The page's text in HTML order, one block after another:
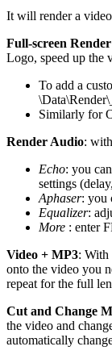
It will render a
Full-screen Render
Logo, speed up the
To add a
Similarly for
Render Audio:
Echo: you
settings
Aphaser: you
Equalizer:
More : enter
Video + MP3: With
onto the video you
repeat for the full
Cut and Change
the video and
automatically